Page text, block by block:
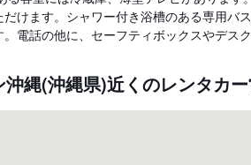
けます。シャワー付き浴槽のある専用バ
電話の他に、セーフティボックスやデス
縄(沖縄県)近くのレンタカ